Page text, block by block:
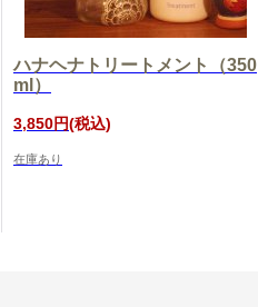
ハナヘナトリートメント（350
ml）
3,850円(税込)
在庫あり